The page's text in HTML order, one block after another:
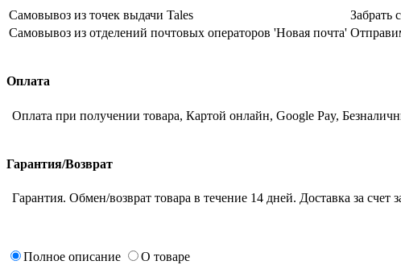
Самовывоз из точек выдачи Tales Забрать
Самовывоз из отделений почтовых операторов 'Новая почта'
Оплата
Оплата при получении товара, Картой онлайн, Google Pay,
Гарантия/Возврат
Гарантия. Обмен/возврат товара в течение 14 дней. Доставка за счет
Полное описание
О товаре